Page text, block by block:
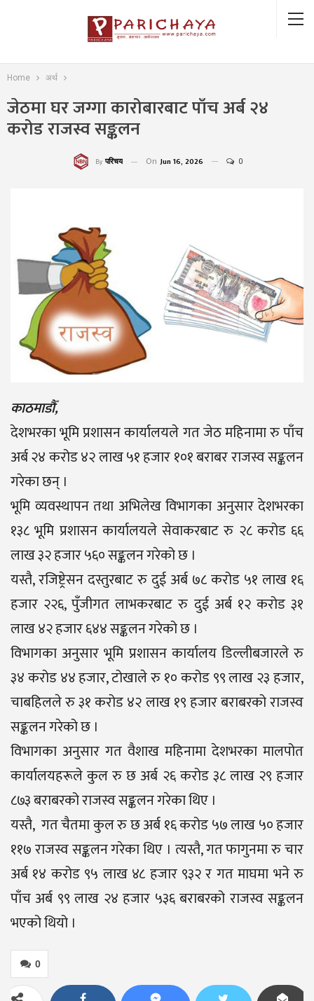
Home अर्थ
जेठमा घर जग्गा कारोबारबाट पाँच अर्ब २४
करोड राजस्व सङ्कलन
By परिचय On Jun 16, 2026 0
काठमाडौँ,
देशभरका भूमि प्रशासन कार्यालयले गत जेठ महिनामा रु पाँच
अर्ब २४ करोड ४२ लाख ५१ हजार १०१ बराबर राजस्व सङ्कलन
गरेका छन् ।
भूमि व्यवस्थापन तथा अभिलेख विभागका अनुसार देशभरका
१३८ भूमि प्रशासन कार्यालयले सेवाकरबाट रु २८ करोड ६६
लाख ३२ हजार ५६० सङ्कलन गरेको छ ।
यस्तै, रजिष्ट्रेसन दस्तुरबाट रु दुई अर्ब ७८ करोड ५१ लाख १६
हजार २२६, पुँजीगत लाभकरबाट रु दुई अर्ब १२ करोड ३१
लाख ४२ हजार ६४४ सङ्कलन गरेको छ ।
विभागका अनुसार भूमि प्रशासन कार्यालय डिल्लीबजारले रु
३४ करोड ४४ हजार, टोखाले रु १० करोड ९९ लाख २३ हजार,
चाबहिलले रु ३१ करोड ४२ लाख १९ हजार बराबरको राजस्व
सङ्कलन गरेको छ ।
विभागका अनुसार गत वैशाख महिनामा देशभरका मालपोत
कार्यालयहरूले कुल रु छ अर्ब २६ करोड ३८ लाख २९ हजार
८७३ बराबरको राजस्व सङ्कलन गरेका थिए ।
यस्तै, गत चैतमा कुल रु छ अर्ब १६ करोड ५७ लाख ५० हजार
११७ राजस्व सङ्कलन गरेका थिए । त्यस्तै, गत फागुनमा रु चार
अर्ब १४ करोड ९५ लाख ४८ हजार ९३२ र गत माघमा भने रु
पाँच अर्ब ९९ लाख २४ हजार ५३६ बराबरको राजस्व सङ्कलन
भएको थियो ।
0